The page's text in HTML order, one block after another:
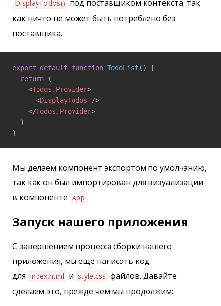
DisplayTodos() под поставщиком контекста, так
как ничто не может быть потреблено без
поставщика.
export default function TodoList ( ) {
return (
<Todos.Provider>
<DisplayTodos />
</Todos.Provider>
  )
}
Мы делаем компонент экспортом по умолчанию,
так как он был импортирован для визуализации
в компоненте App .
Запуск нашего приложения
С завершением процесса сборки нашего
приложения, мы еще написать код
для index.html и style.css файлов. Давайте
сделаем это, прежде чем мы продолжим: